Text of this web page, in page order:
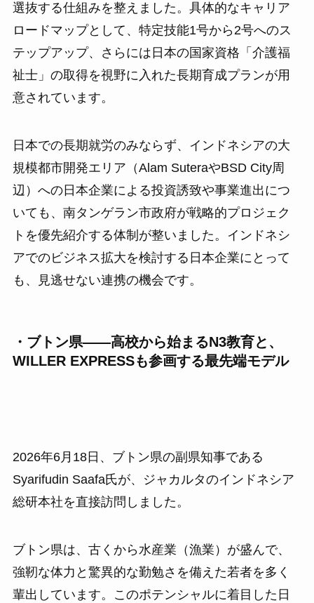
選抜する仕組みを整えました。具体的なキャリア
ロードマップとして、特定技能1号から2号へのス
テップアップ、さらには日本の国家資格「介護福
祉士」の取得を視野に入れた長期育成プランが用
意されています。
日本での長期就労のみならず、インドネシアの大
規模都市開発エリア（Alam SuteraやBSD City周
辺）への日本企業による投資誘致や事業進出につ
いても、南タンゲラン市政府が戦略的プロジェク
トを優先紹介する体制が整いました。インドネシ
アでのビジネス拡大を検討する日本企業にとって
も、見逃せない連携の機会です。
・ブトン県——高校から始まるN3教育と、
WILLER EXPRESSも参画する最先端モデル
2026年6月18日、ブトン県の副県知事である
Syarifudin Saafa氏が、ジャカルタのインドネシア
総研本社を直接訪問しました。
ブトン県は、古くから水産業（漁業）が盛んで、
強靭な体力と驚異的な勤勉さを備えた若者を多く
輩出しています。このポテンシャルに着目した日